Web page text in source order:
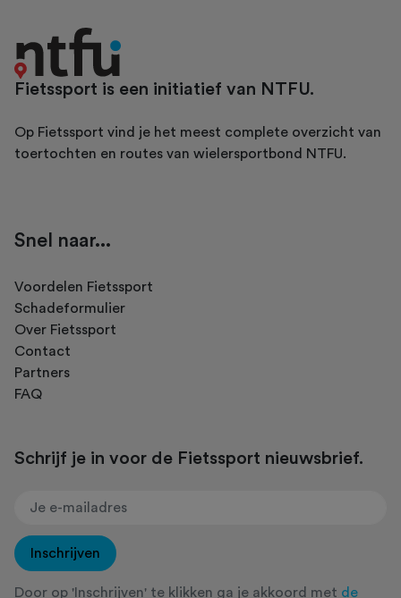
Fietssport is een initiatief van NTFU.
Op Fietssport vind je het meest complete overzicht van
toertochten en routes van wielersportbond NTFU.
Snel naar...
Voordelen Fietssport
Schadeformulier
Over Fietssport
Contact
Partners
FAQ
Schrijf je in voor de Fietssport nieuwsbrief.
Inschrijven
Door op 'Inschrijven' te klikken ga je akkoord met de